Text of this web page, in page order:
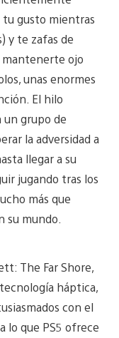
tu gusto mientras
y te zafas de
mantenerte ojo
unas enormes
El hilo
grupo de
la adversidad a
llegar a su
jugando tras los
más que
mundo.
The Far Shore,
háptica,
con el
lo que PS5 ofrece